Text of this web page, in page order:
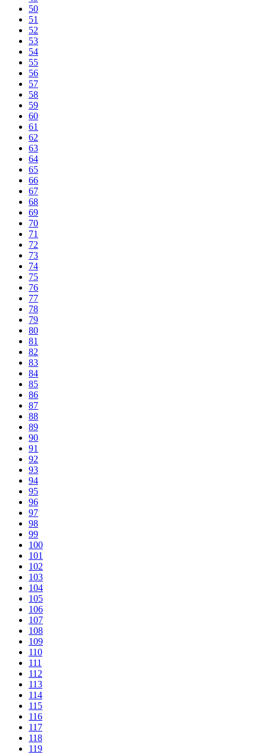
50
51
52
53
54
55
56
57
58
59
60
61
62
63
64
65
66
67
68
69
70
71
72
73
74
75
76
77
78
79
80
81
82
83
84
85
86
87
88
89
90
91
92
93
94
95
96
97
98
99
100
101
102
103
104
105
106
107
108
109
110
111
112
113
114
115
116
117
118
119